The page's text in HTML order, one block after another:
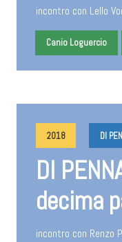
incontro con Lello
Canio Loguercio
2018 DI
DI
decima
incontro con Renzo